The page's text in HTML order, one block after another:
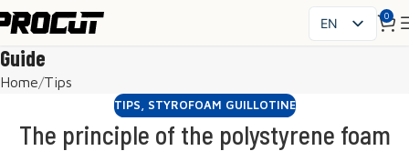
EN
0
Guide
Home Tips
TIPS, STYROFOAM GUILLOTINE
The principle of the polystyrene foam